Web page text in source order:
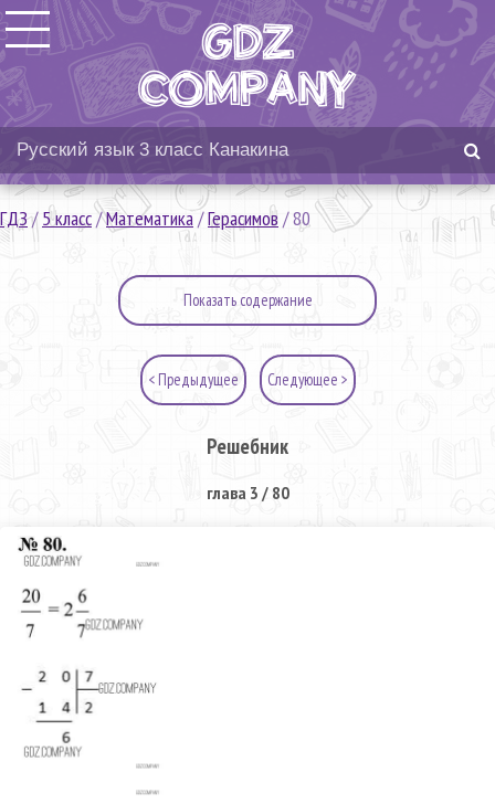
ГДЗ/5 класс/Математика/Герасимов/80
Показать содержание
< Предыдущее Следующее >
Решебник
глава 3 / 80